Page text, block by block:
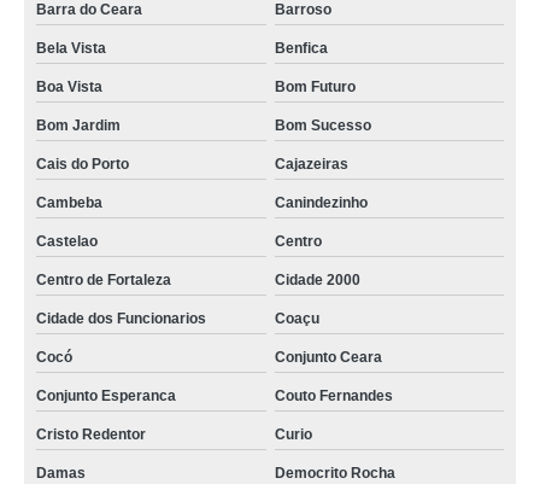
qual o preço de cremação ossos João Arruda
qual o preço de cremação humana João Xxiii
cremação do corpo humano orçamento Aldeota
qual o preço de cremação de ossada Joaquim Tavora
cremação dos corpos humanos Pirambu
cremação com velório orçamento Alagadico Novo
qual o preço de cremação do corpo humano Padre Andrade
qual o preço de cremação de corpo Joaquim Tavora
qual o preço de cremação de ossos com velório Sapiranga
Barra do Ceara Barroso
Bela Vista Benfica
Boa Vista Bom Futuro
Bom Jardim Bom Sucesso
Cais do Porto Cajazeiras
Cambeba Canindezinho
Castelao Centro
Centro de Fortaleza Cidade 2000
Cidade dos Funcionarios Coaçu
Cocó Conjunto Ceara
Conjunto Esperanca Couto Fernandes
Cristo Redentor Curio
Damas Democrito Rocha